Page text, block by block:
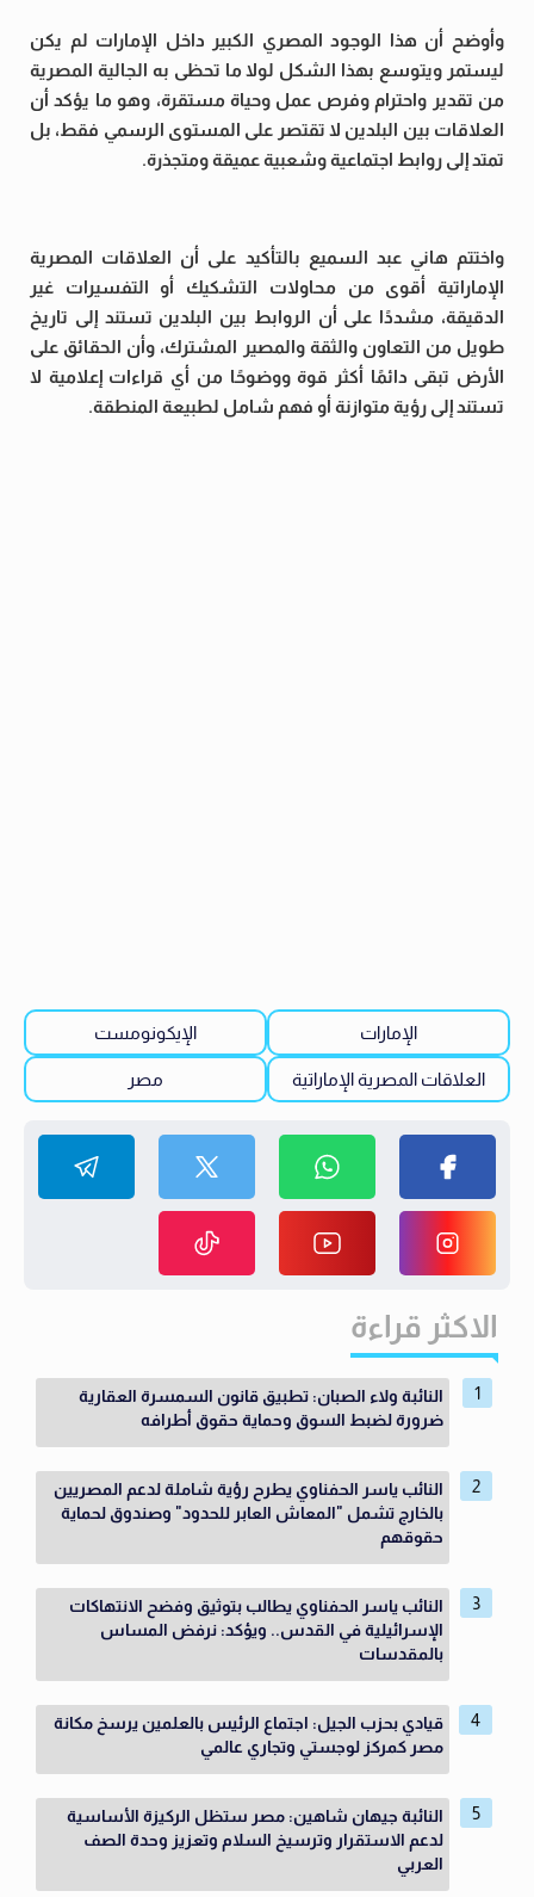
وأوضح أن هذا الوجود المصري الكبير داخل الإمارات لم يكن
ليستمر ويتوسع بهذا الشكل لولا ما تحظى به الجالية المصرية
من تقدير واحترام وفرص عمل وحياة مستقرة، وهو ما يؤكد أن
العلاقات بين البلدين لا تقتصر على المستوى الرسمي فقط، بل
تمتد إلى روابط اجتماعية وشعبية عميقة ومتجذرة.
واختتم هاني عبد السميع بالتأكيد على أن العلاقات المصرية
الإماراتية أقوى من محاولات التشكيك أو التفسيرات غير
الدقيقة، مشددًا على أن الروابط بين البلدين تستند إلى تاريخ
طويل من التعاون والثقة والمصير المشترك، وأن الحقائق على
الأرض تبقى دائمًا أكثر قوة ووضوحًا من أي قراءات إعلامية لا
تستند إلى رؤية متوازنة أو فهم شامل لطبيعة المنطقة.
الإمارات الإيكونومست
العلاقات المصرية الإماراتية مصر
الاكثر قراءة
النائبة ولاء الصبان: تطبيق قانون السمسرة العقارية
ضرورة لضبط السوق وحماية حقوق أطرافه
النائب ياسر الحفناوي يطرح رؤية شاملة لدعم المصريين
بالخارج تشمل "المعاش العابر للحدود" وصندوق لحماية
حقوقهم
النائب ياسر الحفناوي يطالب بتوثيق وفضح الانتهاكات
الإسرائيلية في القدس.. ويؤكد: نرفض المساس
بالمقدسات
قيادي بحزب الجيل: اجتماع الرئيس بالعلمين يرسخ مكانة
مصر كمركز لوجستي وتجاري عالمي
النائبة جيهان شاهين: مصر ستظل الركيزة الأساسية
لدعم الاستقرار وترسيخ السلام وتعزيز وحدة الصف
العربي